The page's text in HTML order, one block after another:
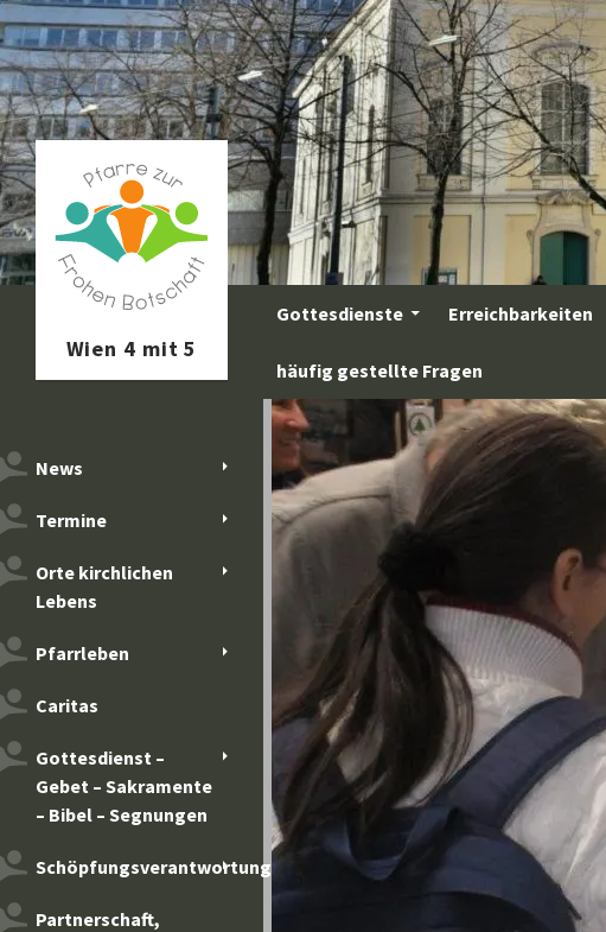
Zum
Inhalt
springen
Gottesdienste Erreichbarkeiten
häufig gestellte Fragen
News
Termine
Orte kirchlichen
Lebens
Pfarrleben
Caritas
Gottesdienst –
Gebet – Sakramente
– Bibel – Segnungen
Schöpfungsverantwortung
Partnerschaft,